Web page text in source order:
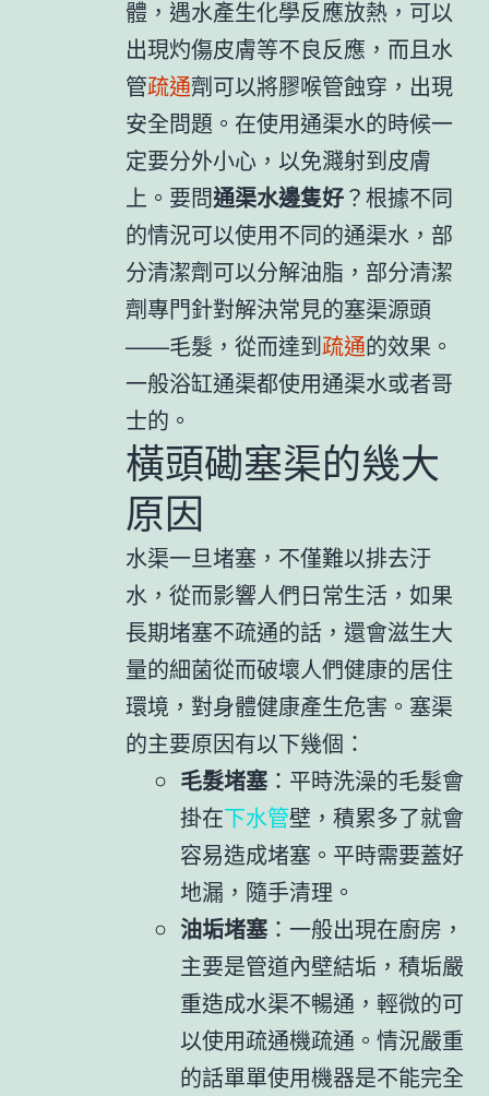
體，遇水產生化學反應放熱，可以
出現灼傷皮膚等不良反應，而且水
管疏通劑可以將膠喉管蝕穿，出現
安全問題。在使用通渠水的時候一
定要分外小心，以免濺射到皮膚
上。要問通渠水邊隻好？根據不同
的情況可以使用不同的通渠水，部
分清潔劑可以分解油脂，部分清潔
劑專門針對解決常見的塞渠源頭
——毛髮，從而達到疏通的效果。
一般浴缸通渠都使用通渠水或者哥
士的。
橫頭磡塞渠的幾大
原因
水渠一旦堵塞，不僅難以排去汙
水，從而影響人們日常生活，如果
長期堵塞不疏通的話，還會滋生大
量的細菌從而破壞人們健康的居住
環境，對身體健康產生危害。塞渠
的主要原因有以下幾個：
毛髮堵塞：平時洗澡的毛髮會
掛在下水管壁，積累多了就會
容易造成堵塞。平時需要蓋好
地漏，隨手清理。
油垢堵塞：一般出現在廚房，
主要是管道內壁結垢，積垢嚴
重造成水渠不暢通，輕微的可
以使用疏通機疏通。情況嚴重
的話單單使用機器是不能完全